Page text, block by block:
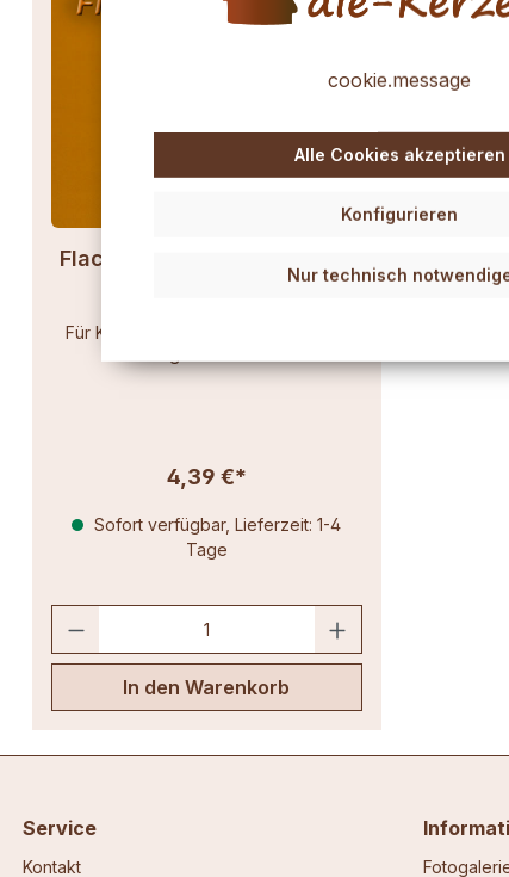
Flachdocht dünn (3x8) 10m
Für Kerzendurchmesser bis 4,5 cm.
4,39 €*
Sofort verfügbar, Lieferzeit: 1-4
Tage
In den Warenkorb
Service
Kontakt
cookie.message
Nur technisch
Konfigurieren
Alle Cookies akzeptieren